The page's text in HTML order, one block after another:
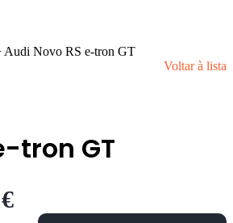
Audi Novo RS e-tron GT
Voltar à lista
tron GT